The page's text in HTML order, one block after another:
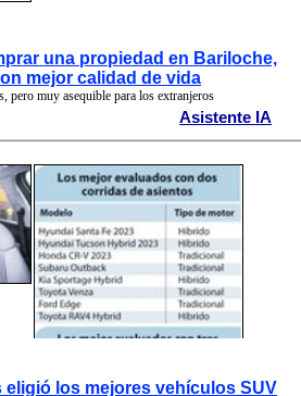
una propiedad en Bariloche,
mejor calidad de vida
pero muy asequible para los extranjeros
Asistente IA
los mejores vehículos SUV